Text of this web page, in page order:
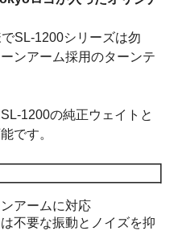
SL-1200シリーズは勿
ンアーム採用のターンテ
1200の純正ウェイトと
です。
アームに対応
不要な振動とノイズを抑